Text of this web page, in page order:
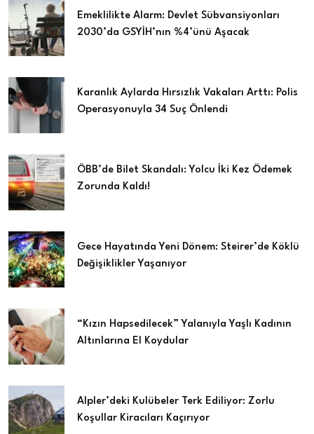
Emeklilikte Alarm: Devlet Sübvansiyonları
2030’da GSYİH’nın %4’ünü Aşacak
Karanlık Aylarda Hırsızlık Vakaları Arttı: Polis
Operasyonuyla 34 Suç Önlendi
ÖBB’de Bilet Skandalı: Yolcu İki Kez Ödemek
Zorunda Kaldı!
Gece Hayatında Yeni Dönem: Steirer’de Köklü
Değişiklikler Yaşanıyor
“Kızın Hapsedilecek” Yalanıyla Yaşlı Kadının
Altınlarına El Koydular
Alpler’deki Kulübeler Terk Ediliyor: Zorlu
Koşullar Kiracıları Kaçırıyor